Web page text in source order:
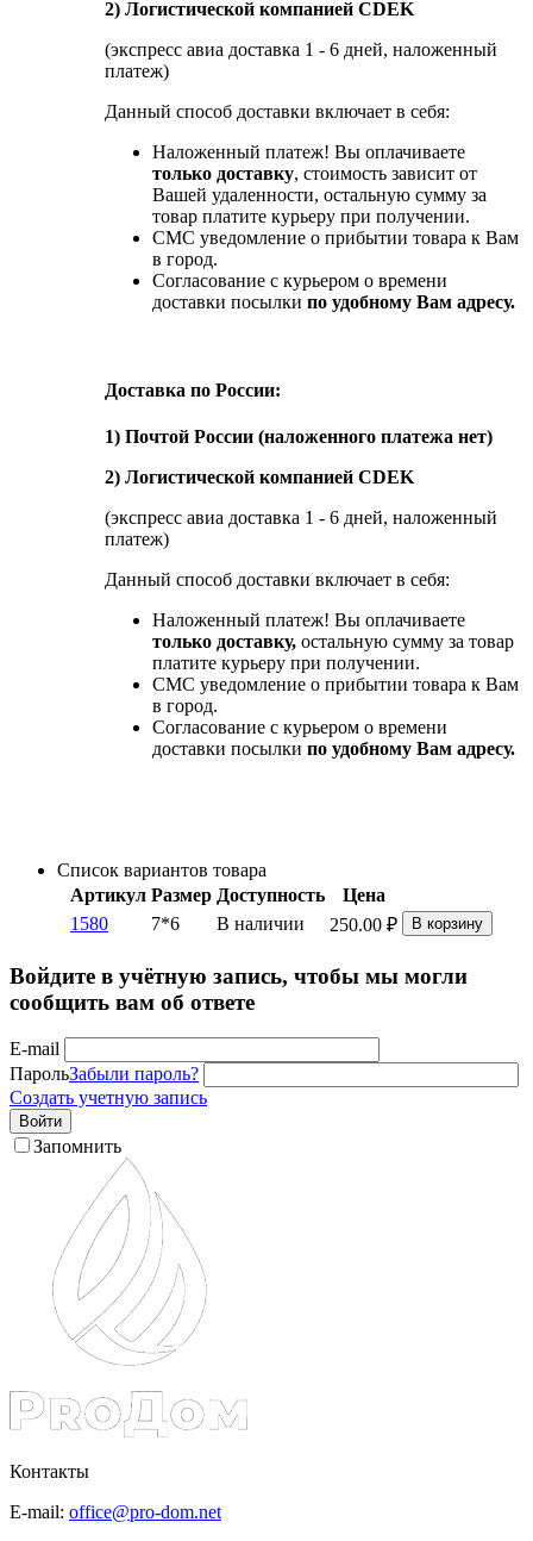
2) Логистической компанией CDEK
(экспресс авиа доставка 1 - 6 дней, наложенный
платеж)
Данный способ доставки включает в себя:
Наложенный платеж! Вы оплачиваете
только доставку, стоимость зависит от
Вашей удаленности, остальную сумму за
товар платите курьеру при получении.
СМС уведомление о прибытии товара к Вам
в город.
Согласование с курьером о времени
доставки посылки по удобному Вам адресу.
Доставка по России:
1) Почтой России (наложенного платежа нет)
2) Логистической компанией CDEK
(экспресс авиа доставка 1 - 6 дней, наложенный
платеж)
Данный способ доставки включает в себя:
Наложенный платеж! Вы оплачиваете
только доставку, остальную сумму за товар
платите курьеру при получении.
СМС уведомление о прибытии товара к Вам
в город.
Согласование с курьером о времени
доставки посылки по удобному Вам адресу.
Список вариантов товара
Артикул Размер Доступность
Цена
1580
7*6 В наличии 250.00 ₽ В корзину
Войдите в учётную запись, чтобы мы могли
сообщить вам об ответе
E-mail
ПарольЗабыли пароль?
Создать учетную запись
Войти
Запомнить
Контакты
E-mail: office@pro-dom.net